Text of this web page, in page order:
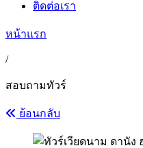
ติดต่อเรา
หน้าแรก
/
สอบถามทัวร์
ย้อนกลับ